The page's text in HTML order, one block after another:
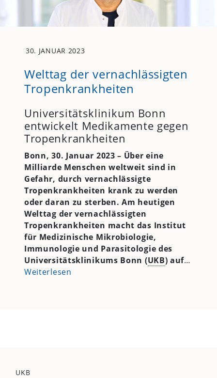
30. JANUAR 2023
Welttag der vernachlässigten
Tropenkrankheiten
Universitätsklinikum Bonn
entwickelt Medikamente gegen
Tropenkrankheiten
Bonn, 30. Januar 2023 – Über eine
Milliarde Menschen weltweit sind in
Gefahr, durch vernachlässigte
Tropenkrankheiten krank zu werden
oder daran zu sterben. Am heutigen
Welttag der vernachlässigten
Tropenkrankheiten macht das Institut
für Medizinische Mikrobiologie,
Immunologie und Parasitologie des
Universitätsklinikums Bonn (UKB) auf…
Weiterlesen
UKB